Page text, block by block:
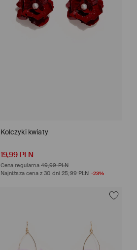
Kolczyki kwiaty
19,99 PLN
Cena regularna 49,99 PLN
Najniższa cena z 30 dni 25,99 PLN -23%